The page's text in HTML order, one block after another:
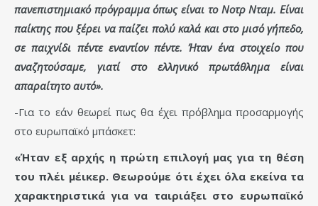
πανεπιστημιακό πρόγραμμα όπως είναι το Νοτρ Νταμ. Είναι
παίκτης που ξέρει να παίζει πολύ καλά και στο μισό γήπεδο,
σε παιχνίδι πέντε εναντίον πέντε. Ήταν ένα στοιχείο που
αναζητούσαμε, γιατί στο ελληνικό πρωτάθλημα είναι
απαραίτητο αυτό».
-Για το εάν θεωρεί πως θα έχει πρόβλημα προσαρμογής
στο ευρωπαϊκό μπάσκετ:
«Ήταν εξ αρχής η πρώτη επιλογή μας για τη θέση
του πλέι μέικερ. Θεωρούμε ότι έχει όλα εκείνα τα
χαρακτηριστικά για να ταιριάξει στο ευρωπαϊκό